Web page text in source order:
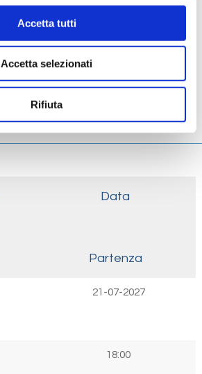
Accetta tutti
Accetta selezionati
Rifiuta
Data
Partenza
21-07-2027
18:00